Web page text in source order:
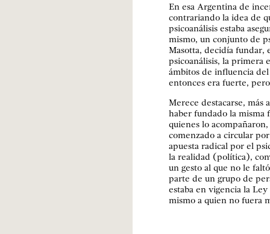
En esa Argentina de
contrariando la idea de
psicoanálisis estaba
mismo, un conjunto de
Masotta, decidía fundar,
psicoanálisis, la primera
ámbitos de influencia del
entonces era fuerte,
Merece destacarse, más
haber fundado la misma
quienes lo
comenzado a circular
apuesta radical por el
la realidad (política),
un gesto al que no le
parte de un grupo de
estaba en vigencia la
mismo a quien no fuera